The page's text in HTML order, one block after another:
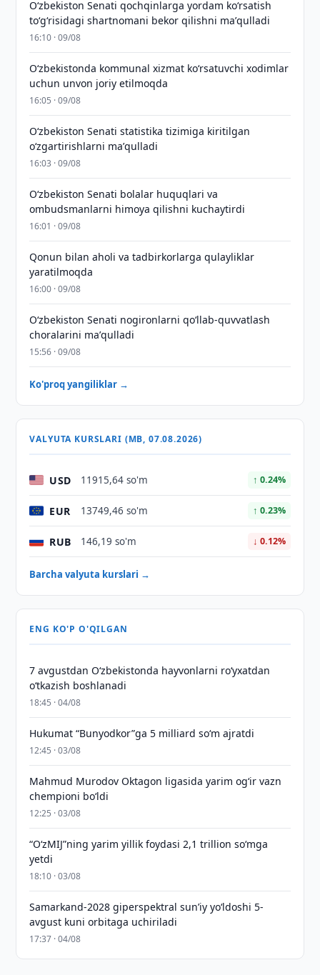
Oʻzbekiston Senati qochqinlarga yordam koʻrsatish
toʻgʻrisidagi shartnomani bekor qilishni maʼqulladi
16:10 · 09/08
Oʻzbekistonda kommunal xizmat koʻrsatuvchi xodimlar
uchun unvon joriy etilmoqda
16:05 · 09/08
Oʻzbekiston Senati statistika tizimiga kiritilgan
oʻzgartirishlarni maʼqulladi
16:03 · 09/08
Oʻzbekiston Senati bolalar huquqlari va
ombudsmanlarni himoya qilishni kuchaytirdi
16:01 · 09/08
Qonun bilan aholi va tadbirkorlarga qulayliklar
yaratilmoqda
16:00 · 09/08
Oʻzbekiston Senati nogironlarni qoʻllab-quvvatlash
choralarini maʼqulladi
15:56 · 09/08
Ko'proq yangiliklar →
VALYUTA KURSLARI (MB, 07.08.2026)
USD 11915,64 so'm ↑ 0.24%
EUR 13749,46 so'm ↑ 0.23%
RUB 146,19 so'm ↓ 0.12%
Barcha valyuta kurslari →
ENG KO'P O'QILGAN
7 avgustdan O‘zbekistonda hayvonlarni ro‘yxatdan
o‘tkazish boshlanadi
18:45 · 04/08
Hukumat “Bunyodkor”ga 5 milliard so‘m ajratdi
12:45 · 03/08
Mahmud Murodov Oktagon ligasida yarim og‘ir vazn
chempioni bo‘ldi
12:25 · 03/08
“O‘zMIJ”ning yarim yillik foydasi 2,1 trillion so‘mga
yetdi
18:10 · 03/08
Samarkand-2028 giperspektral sun’iy yo‘ldoshi 5-
avgust kuni orbitaga uchiriladi
17:37 · 04/08